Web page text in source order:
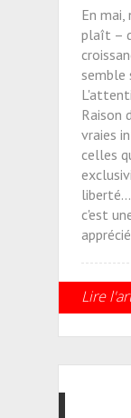
En
plaît –
semble
Raison
vraies
celles
c'est
Lire